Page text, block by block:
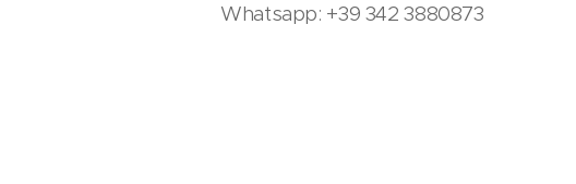
Whatsapp: +39 342 3880873